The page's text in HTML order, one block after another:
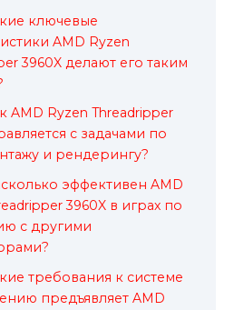
ключевые
AMD Ryzen
3960X делают его таким
AMD Ryzen Threadripper
с задачами по
и рендерингу?
эффективен AMD
3960X в играх по
с другими
требования к системе
предъявляет AMD